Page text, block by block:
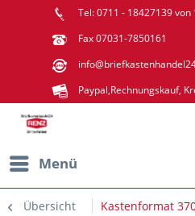
Tel: 0711 - 18427139 von
Fax 07031-7850161
Paypal,Rechnungskauf,
Menü
Übersicht Kastenformat